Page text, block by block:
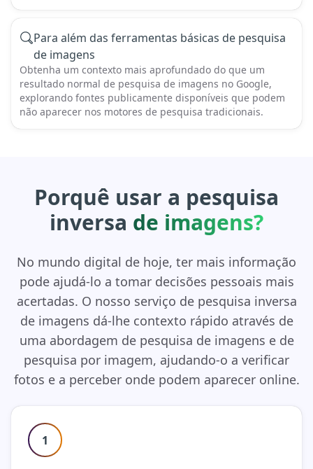
Para além das ferramentas básicas de pesquisa
de imagens
Obtenha um contexto mais aprofundado do que um
resultado normal de pesquisa de imagens no Google,
explorando fontes publicamente disponíveis que podem
não aparecer nos motores de pesquisa tradicionais.
Porquê usar a pesquisa
inversa de imagens?
No mundo digital de hoje, ter mais informação
pode ajudá-lo a tomar decisões pessoais mais
acertadas. O nosso serviço de pesquisa inversa
de imagens dá-lhe contexto rápido através de
uma abordagem de pesquisa de imagens e de
pesquisa por imagem, ajudando-o a verificar
fotos e a perceber onde podem aparecer online.
1